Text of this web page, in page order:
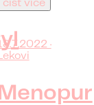
číst více
·
Menopur